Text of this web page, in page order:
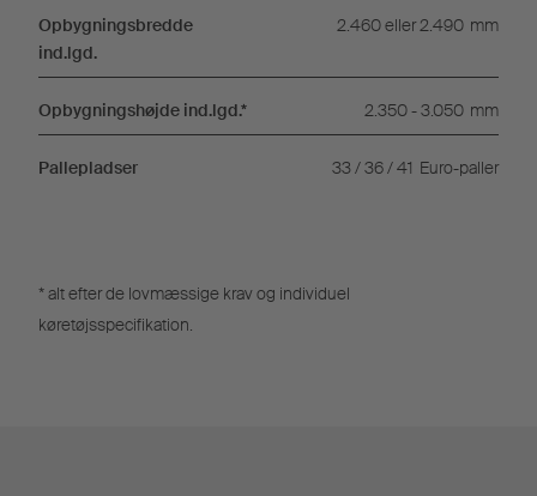
Opbygningsbredde
ind.lgd.
2.460 eller 2.490 mm
Opbygningshøjde ind.lgd.* 2.350 - 3.050 mm
Pallepladser 33 / 36 / 41 Euro-paller
* alt efter de lovmæssige krav og individuel
køretøjsspecifikation.